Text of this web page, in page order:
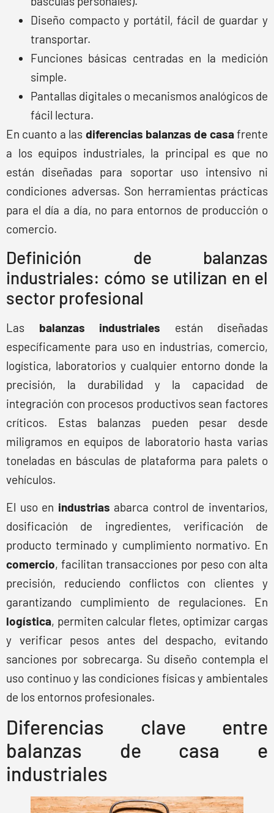
Diseño compacto y portátil, fácil de guardar y
transportar.
Funciones básicas centradas en la medición
simple.
Pantallas digitales o mecanismos analógicos de
fácil lectura.
En cuanto a las diferencias balanzas de casafrente
a los equipos industriales, la principal es que no
están diseñadas para soportar uso intensivo ni
condiciones adversas. Son herramientas prácticas
para el día a día, no para entornos de producción o
comercio.
Definición de balanzas
industriales: cómo se utilizan en el
sector profesional
Las balanzas industriales están diseñadas
específicamente para uso en industrias, comercio,
logística, laboratorios y cualquier entorno donde la
precisión, la durabilidad y la capacidad de
integración con procesos productivos sean factores
críticos. Estas balanzas pueden pesar desde
miligramos en equipos de laboratorio hasta varias
toneladas en básculas de plataforma para palets o
vehículos.
El uso en industrias abarca control de inventarios,
dosificación de ingredientes, verificación de
producto terminado y cumplimiento normativo. En
comercio, facilitan transacciones por peso con alta
precisión, reduciendo conflictos con clientes y
garantizando cumplimiento de regulaciones. En
logística, permiten calcular fletes, optimizar cargas
y verificar pesos antes del despacho, evitando
sanciones por sobrecarga. Su diseño contempla el
uso continuo y las condiciones físicas y ambientales
de los entornos profesionales.
Diferencias clave entre
balanzas de casa e
industriales